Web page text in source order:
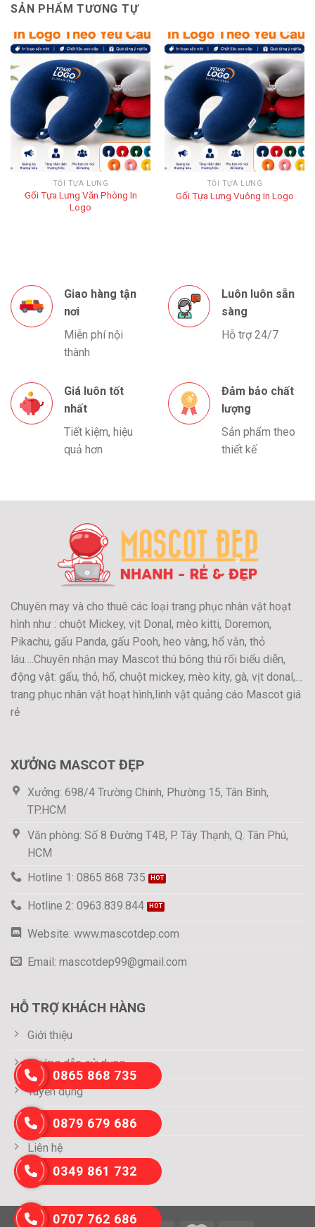
SẢN PHẨM TƯƠNG TỰ
TỐI TỰA LƯNG
Gối Tựa Lưng Văn Phòng In
Logo
TỐI TỰA LƯNG
Gối Tựa Lưng Vuông In Logo
Giao hàng tận
nơi
Miễn phí nội
thành
Luôn luôn sẵn
sàng
Hỗ trợ 24/7
Giá luôn tốt
nhất
Tiết kiệm, hiệu
quả hơn
Đảm bảo chất
lượng
Sản phẩm theo
thiết kế
Chuyên may và cho thuê các loại trang phục nhân vật hoạt
hình như : chuột Mickey, vịt Donal, mèo kitti, Doremon,
Pikachu, gấu Panda, gấu Pooh, heo vàng, hổ vằn, thỏ
láu….Chuyên nhận may Mascot thú bông thú rối biểu diễn,
động vật: gấu, thỏ, hổ, chuột mickey, mèo kity, gà, vịt donal,…
trang phục nhân vật hoạt hình,linh vật quảng cáo Mascot giá
rẻ
XƯỞNG MASCOT ĐẸP
Xưởng: 698/4 Trường Chinh, Phường 15, Tân Bình,
TP.HCM
Văn phòng: Số 8 Đường T4B, P. Tây Thạnh, Q. Tân Phú,
HCM
Hotline 1: 0865 868 735
Hotline 2: 0963.839.844
Website: www.mascotdep.com
Email: mascotdep99@gmail.com
HỖ TRỢ KHÁCH HÀNG
Giới thiệu
Hướng dẫn sử dụng
Tuyển dụng
Thông tin thanh toán
Liên hệ
0865 868 735
0879 679 686
0349 861 732
0707 762 686